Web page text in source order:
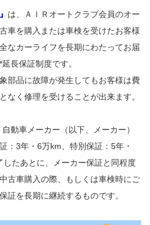
は、ＡＩＲオートクラブ会員のオー
車を購入または車検を受けたお客様
なカーライフを長期にわたってお届
長保証制度です。
部品に故障が発生してもお客様は費
なく修理を受けることが出来ます。
動車メーカー（以下、メーカー）
：3年・6万km、特別保証：5年・
したあとに、メーカー保証と同程度
古車購入の際、もしくは車検時にご
証を長期に継続するものです。